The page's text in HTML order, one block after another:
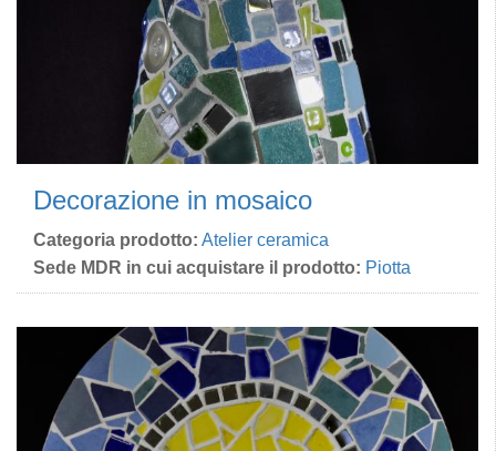
Decorazione in mosaico
Categoria prodotto: Atelier ceramica
Sede MDR in cui acquistare il prodotto: Piotta